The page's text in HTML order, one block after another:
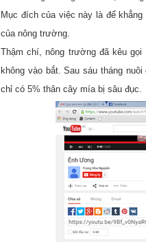
Mục đích của việc này là để
của nông trường.
Thậm chí, nông trường đã kêu
không vào bắt. Sau sáu tháng
chỉ có 5% thân cây mía bị sâu đục.